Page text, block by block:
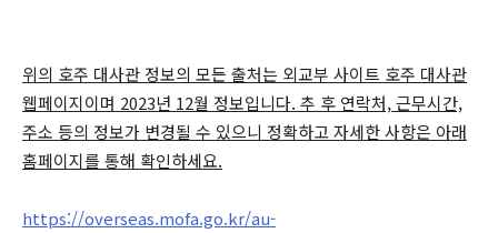
위의 호주 대사관 정보의 모든 출처는 외교부 사이트 호주 대사관
웹페이지이며 2023년 12월 정보입니다. 추 후 연락처, 근무시간,
주소 등의 정보가 변경될 수 있으니 정확하고 자세한 사항은 아래
홈페이지를 통해 확인하세요.
https://overseas.mofa.go.kr/au-